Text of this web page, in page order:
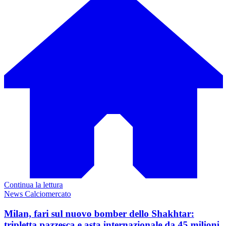
Continua la lettura
News Calciomercato
Milan, fari sul nuovo bomber dello Shakhtar: